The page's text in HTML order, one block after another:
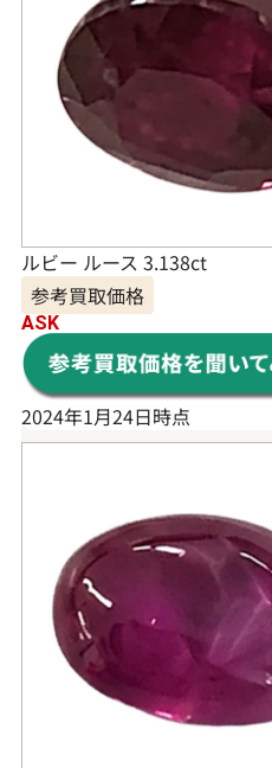
ルビー ルース 3.138ct
参考買取価格
ASK
2024年1月24日時点